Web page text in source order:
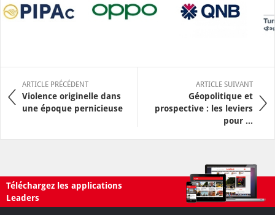
ARTICLE PRÉCÉDENT
Violence originelle dans
une époque pernicieuse
ARTICLE SUIVANT
Géopolitique et
prospective : les leviers
pour ...
Téléchargez les applications
Leaders